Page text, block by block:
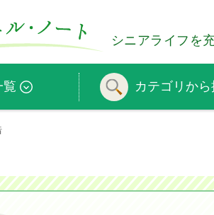
シニアライフを
覧 カテゴリから